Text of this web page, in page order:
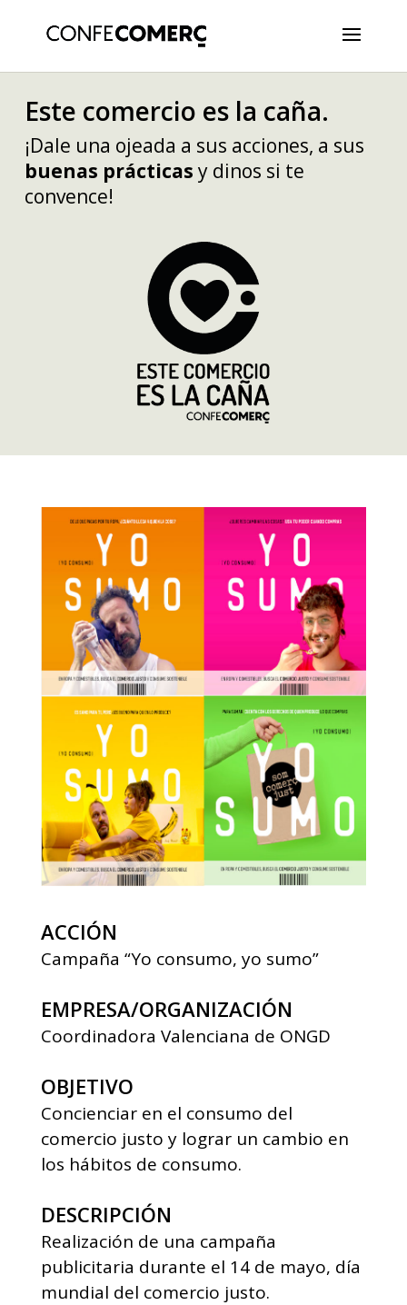
Este comercio es la caña.
¡Dale una ojeada a sus acciones, a sus
buenas prácticas y dinos si te
convence!
ACCIÓN
Campaña “Yo consumo, yo sumo”
EMPRESA/ORGANIZACIÓN
Coordinadora Valenciana de ONGD
OBJETIVO
Concienciar en el consumo del
comercio justo y lograr un cambio en
los hábitos de consumo.
DESCRIPCIÓN
Realización de una campaña
publicitaria durante el 14 de mayo, día
mundial del comercio justo.